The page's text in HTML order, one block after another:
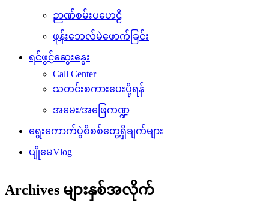
ဉာဏ်စမ်းပဟေဠိ
ဖုန်းဘေလ်မဲဖောက်ခြင်း
ရင်ဖွင့်ဆွေးနွေး
Call Center
သတင်းစကားပေးပို့ရန်
အမေး/အဖြေကဏ္ဍ
ရွေးကောက်ပွဲစိစစ်တွေ့ရှိချက်များ
ပျိုမေVlog
Archives များနှစ်အလိုက်